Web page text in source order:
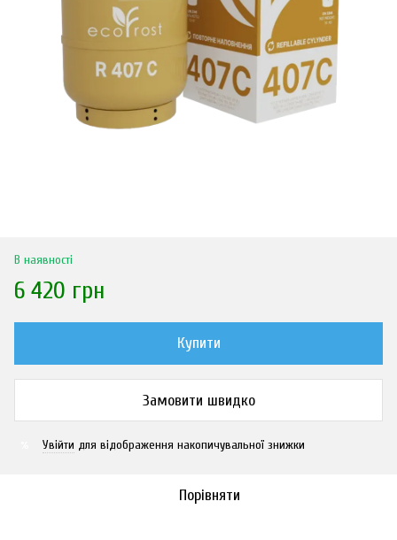
В наявності
6 420 грн
Купити
Замовити швидко
Увійти для відображення накопичувальної знижки
Порівняти